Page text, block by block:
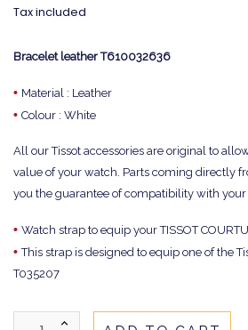
Tax included
Bracelet leather T610032636
• Material : Leather
• Colour : White
All our Tissot accessories are original to
value of your watch. Parts coming directly
you the guarantee of compatibility with
• Watch strap to equip your TISSOT
•This strap is designed to equip one of the
T035207